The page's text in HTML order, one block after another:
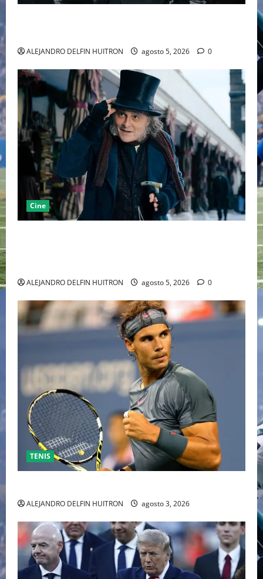
ALEJANDRO DELFIN HUITRON agosto 5, 2026 0
Cine
ALEJANDRO DELFIN HUITRON agosto 5, 2026 0
TENIS
ALEJANDRO DELFIN HUITRON agosto 3, 2026